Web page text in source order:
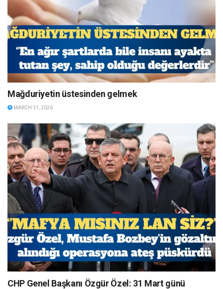
Mağduriyetin üstesinden gelmek
MARCH 31, 2026
CHP Genel Başkanı Özgür Özel: 31 Mart günü